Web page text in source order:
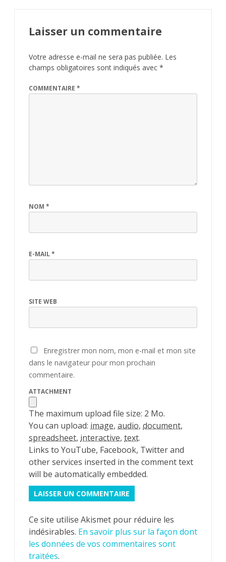
Laisser un commentaire
Votre adresse e-mail ne sera pas publiée. Les
champs obligatoires sont indiqués avec *
COMMENTAIRE *
NOM *
E-MAIL*
SITE WEB
Enregistrer mon nom, mon e-mail et mon site
dans le navigateur pour mon prochain
commentaire.
ATTACHMENT
The maximum upload file size: 2 Mo.
You can upload: image, audio, document,
spreadsheet, interactive, text.
Links to YouTube, Facebook, Twitter and
other services inserted in the comment text
will be automatically embedded.
Ce site utilise Akismet pour réduire les
indésirables. En savoir plus sur la façon dont
les données de vos commentaires sont
traitées.